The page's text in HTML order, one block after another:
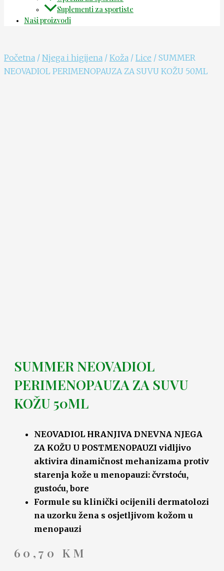
Suplementi za sportiste
Naši proizvodi
Početna / Njega i higijena / Koža / Lice / SUMMER
NEOVADIOL PERIMENOPAUZA ZA SUVU KOŽU 50ML
SUMMER NEOVADIOL
PERIMENOPAUZA ZA SUVU
KOŽU 50ML
NEOVADIOL HRANJIVA DNEVNA NJEGA
ZA KOŽU U POSTMENOPAUZI vidljivo
aktivira dinamičnost mehanizama protiv
starenja kože u menopauzi: čvrstoću,
gustoću, bore
Formule su klinički ocijenili dermatolozi
na uzorku žena s osjetljivom kožom u
menopauzi
60,70 KM